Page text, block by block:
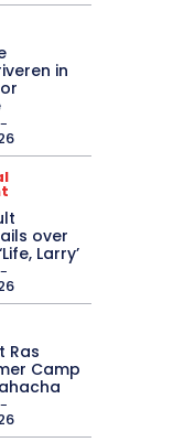
in
-
over
Larry’
-
Ras
Camp
-